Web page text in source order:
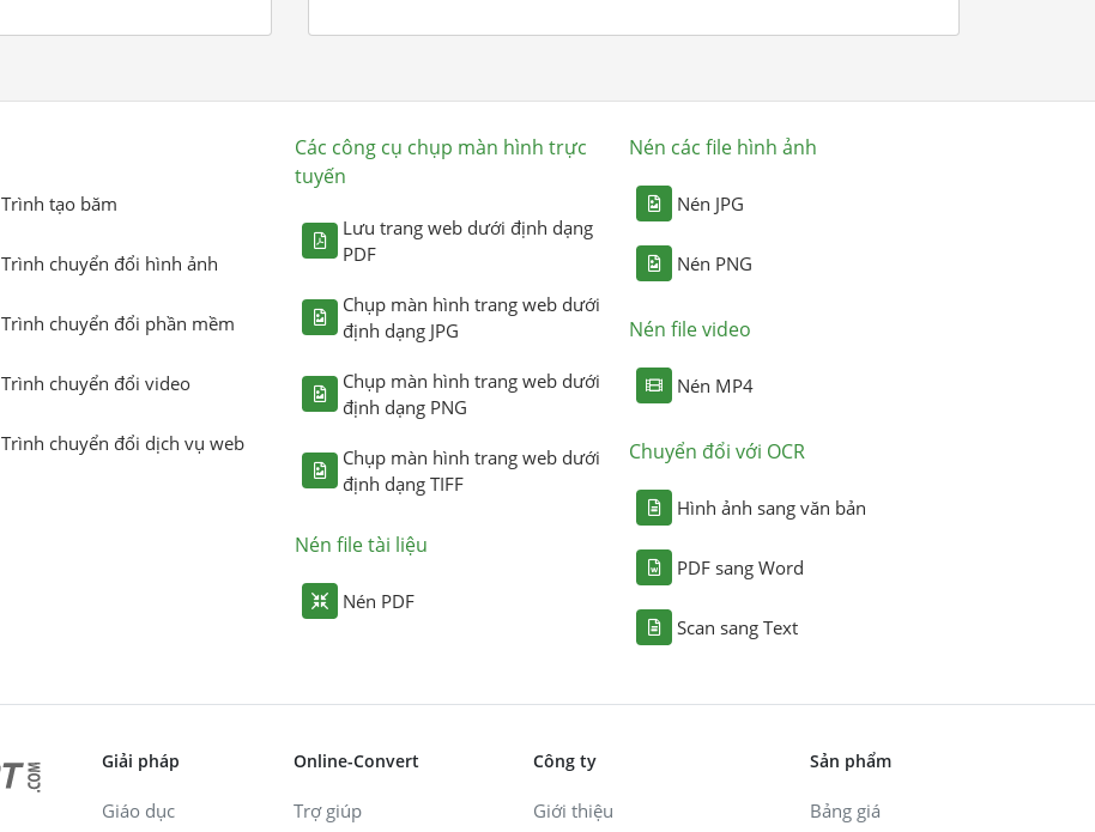
Trình tạo băm
Trình chuyển đổi hình ảnh
Trình chuyển đổi phần mềm
Trình chuyển đổi video
Trình chuyển đổi dịch vụ web
Các công cụ chụp màn hình trực
tuyến
Lưu trang web dưới định dạng
PDF
Chụp màn hình trang web dưới
định dạng JPG
Chụp màn hình trang web dưới
định dạng PNG
Chụp màn hình trang web dưới
định dạng TIFF
Nén file tài liệu
Nén PDF
Nén các file hình ảnh
Nén JPG
Nén PNG
Nén file video
Nén MP4
Chuyển đổi với OCR
Hình ảnh sang văn bản
PDF sang Word
Scan sang Text
Giải pháp
Giáo dục
Online-Convert
Trợ giúp
Công ty
Giới thiệu
Sản phẩm
Bảng giá